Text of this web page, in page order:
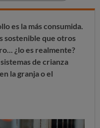
es la más consumida.
sostenible que otros
¿lo es realmente?
de crianza
la granja o el